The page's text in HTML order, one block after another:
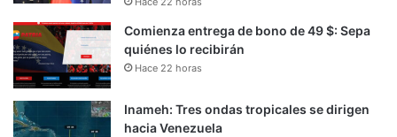
Comienza entrega de bono de 49 $: Sepa
quiénes lo recibirán
Hace 22 horas
Inameh: Tres ondas tropicales se dirigen
hacia Venezuela